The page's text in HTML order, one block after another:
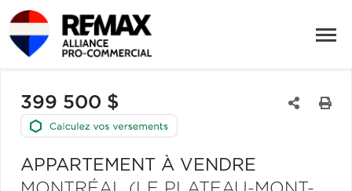
399 500 $
APPARTEMENT À VENDRE